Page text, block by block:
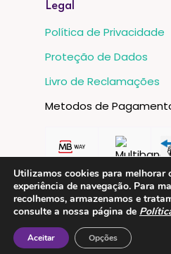
Legal
Política de Privacidade
Proteção de Dados
Livro de Reclamações
Metodos de
Utilizamos cookies para melhorar
experiência de navegação. Para
recolhemos, armazenamos e
consulte a nossa página de
Aceitar Opções